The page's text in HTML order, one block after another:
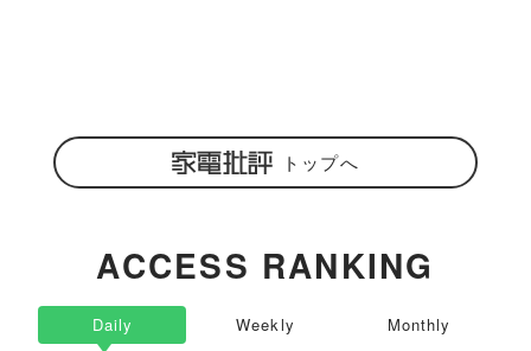
トップへ
ACCESS RANKING
Daily Weekly Monthly